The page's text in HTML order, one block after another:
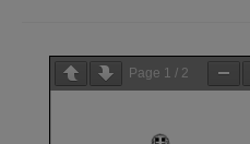
Page 1 / 2